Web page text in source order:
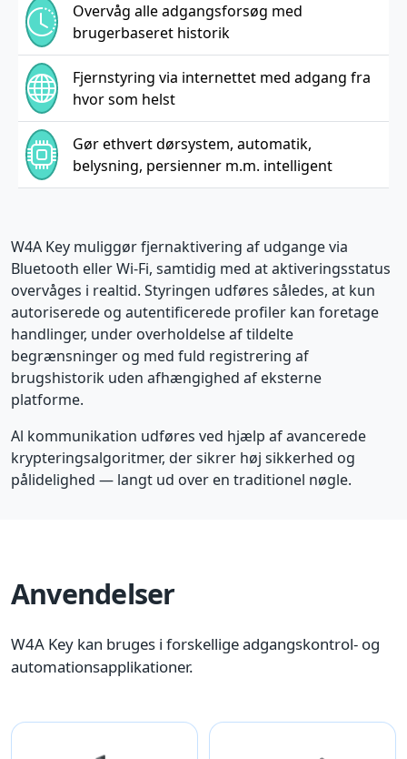
Overvåg alle adgangsforsøg med
brugerbaseret historik
Fjernstyring via internettet med adgang fra
hvor som helst
Gør ethvert dørsystem, automatik,
belysning, persienner m.m. intelligent
W4A Key muliggør fjernaktivering af udgange via
Bluetooth eller Wi-Fi, samtidig med at aktiveringsstatus
overvåges i realtid. Styringen udføres således, at kun
autoriserede og autentificerede profiler kan foretage
handlinger, under overholdelse af tildelte
begrænsninger og med fuld registrering af
brugshistorik uden afhængighed af eksterne
platforme.
Al kommunikation udføres ved hjælp af avancerede
krypteringsalgoritmer, der sikrer høj sikkerhed og
pålidelighed — langt ud over en traditionel nøgle.
Anvendelser
W4A Key kan bruges i forskellige adgangskontrol- og
automationsapplikationer.